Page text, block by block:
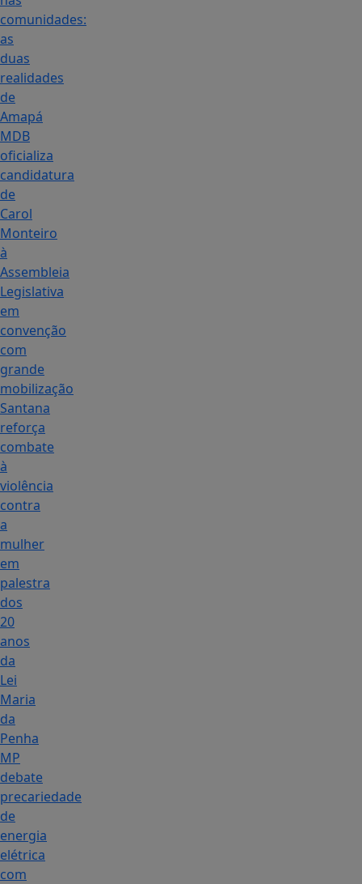
comunidades:
as
duas
realidades
de
Amapá
MDB
oficializa
candidatura
de
Carol
Monteiro
à
Assembleia
Legislativa
em
convenção
com
grande
mobilização
Santana
reforça
combate
à
violência
contra
a
mulher
em
palestra
dos
20
anos
da
Lei
Maria
da
Penha
MP
debate
precariedade
de
energia
elétrica
com